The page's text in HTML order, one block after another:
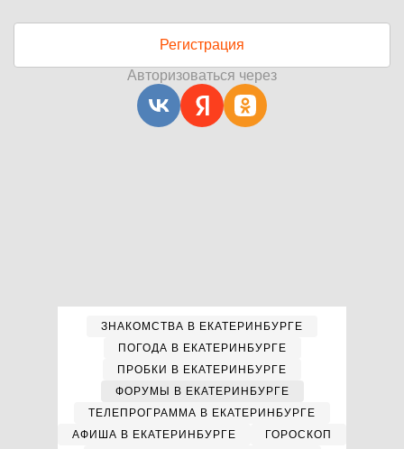
Регистрация
Авторизоваться через
ЗНАКОМСТВА В ЕКАТЕРИНБУРГЕ
ПОГОДА В ЕКАТЕРИНБУРГЕ
ПРОБКИ В ЕКАТЕРИНБУРГЕ
ФОРУМЫ В ЕКАТЕРИНБУРГЕ
ТЕЛЕПРОГРАММА В ЕКАТЕРИНБУРГЕ
АФИША В ЕКАТЕРИНБУРГЕ
ГОРОСКОП